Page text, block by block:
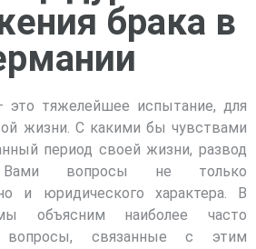
брака в
это тяжелейшее испытание, для
жизни. С какими бы чувствами
период своей жизни, развод
вопросы не только
но и юридического характера. В
объясним наиболее часто
связанные с этим